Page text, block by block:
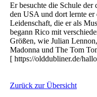
Er besuchte die Schule
den USA und dort lernte
Leidenschaft, die er als
begann Rico mit
Größen, wie Julian
Madonna und The Tom
[ https://olddubliner.de/
Zurück zur Übersicht